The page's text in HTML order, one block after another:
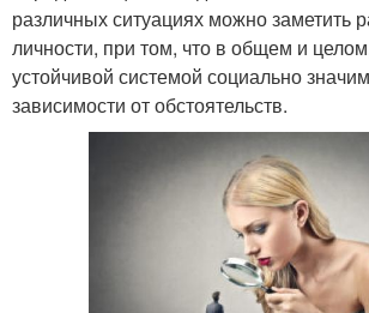
различных ситуациях можно заметить
личности, при том, что в общем и
устойчивой системой социально
зависимости от обстоятельств.